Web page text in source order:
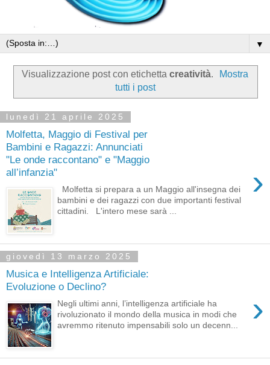
▼
Visualizzazione post con etichetta creatività.
Mostra
tutti i post
lunedì 21 aprile 2025
Molfetta, Maggio di Festival per
Bambini e Ragazzi: Annunciati
"Le onde raccontano" e "Maggio
all’infanzia"
›
Molfetta si prepara a un Maggio all'insegna dei
bambini e dei ragazzi con due importanti festival
cittadini. L'intero mese sarà ...
giovedì 13 marzo 2025
Musica e Intelligenza Artificiale:
Evoluzione o Declino?
›
Negli ultimi anni, l’intelligenza artificiale ha
rivoluzionato il mondo della musica in modi che
avremmo ritenuto impensabili solo un decenn...